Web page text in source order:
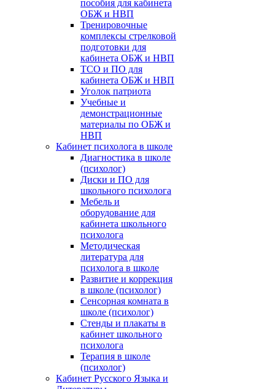
пособия для кабинета
ОБЖ и НВП
Тренировочные
комплексы стрелковой
подготовки для
кабинета ОБЖ и НВП
ТСО и ПО для
кабинета ОБЖ и НВП
Уголок патриота
Учебные и
демонстрационные
материалы по ОБЖ и
НВП
Кабинет психолога в школе
Диагностика в школе
(психолог)
Диски и ПО для
школьного психолога
Мебель и
оборудование для
кабинета школьного
психолога
Методическая
литература для
психолога в школе
Развитие и коррекция
в школе (психолог)
Сенсорная комната в
школе (психолог)
Стенды и плакаты в
кабинет школьного
психолога
Терапия в школе
(психолог)
Кабинет Русского Языка и